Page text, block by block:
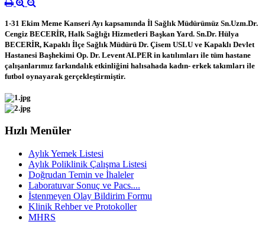
1-31 Ekim Meme Kanseri Ayı kapsamında İl Sağlık Müdürümüz Sn.Uzm.Dr.
Cengiz BECERİR, Halk Sağlığı Hizmetleri Başkan Yard. Sn.Dr. Hülya
BECERİR, Kapaklı İlçe Sağlık Müdürü Dr. Çisem USLU ve Kapaklı Devlet
Hastanesi Başhekimi Op. Dr. Levent ALPER in katılımları ile tüm hastane
çalışanlarımız farkındalık etkinliğini halısahada kadın- erkek takımları ile
futbol oynayarak gerçekleştirmiştir.
Hızlı Menüler
Aylık Yemek Listesi
Aylık Poliklinik Çalışma Listesi
Doğrudan Temin ve İhaleler
Laboratuvar Sonuç ve Pacs....
İstenmeyen Olay Bildirim Formu
Klinik Rehber ve Protokoller
MHRS